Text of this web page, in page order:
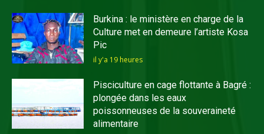
Burkina : le ministère en charge de la
Culture met en demeure l’artiste Kosa
Pic
il y'a 19 heures
Pisciculture en cage flottante à Bagré :
plongée dans les eaux
poissonneuses de la souveraineté
alimentaire